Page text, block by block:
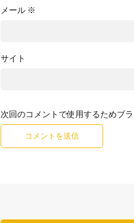
メール ※
サイト
次回のコメントで使用するためブ